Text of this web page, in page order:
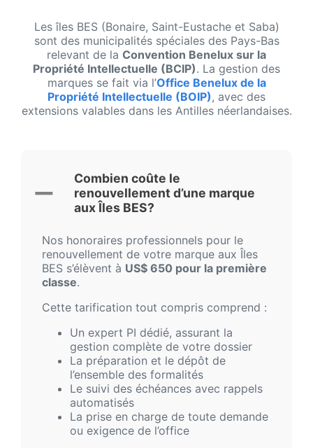
Les îles BES (Bonaire, Saint-Eustache et Saba)
sont des municipalités spéciales des Pays-Bas
relevant de la Convention Benelux sur la
Propriété Intellectuelle (BCIP). La gestion des
marques se fait via l’Office Benelux de la
Propriété Intellectuelle (BOIP), avec des
extensions valables dans les Antilles néerlandaises.
Combien coûte le
renouvellement d’une marque
aux Îles BES?
Nos honoraires professionnels pour le
renouvellement de votre marque aux Îles
BES s’élèvent à US$ 650 pour la première
classe.
Cette tarification tout compris comprend :
Un expert PI dédié, assurant la
gestion complète de votre dossier
La préparation et le dépôt de
l’ensemble des formalités
Le suivi des échéances avec rappels
automatisés
La prise en charge de toute demande
ou exigence de l’office